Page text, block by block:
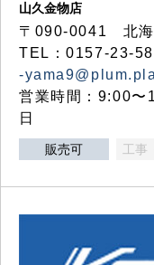
山久金物店
〒090-0041 北海
TEL：0157-23-
-
営業時間：9:00〜
日
販売可 工事